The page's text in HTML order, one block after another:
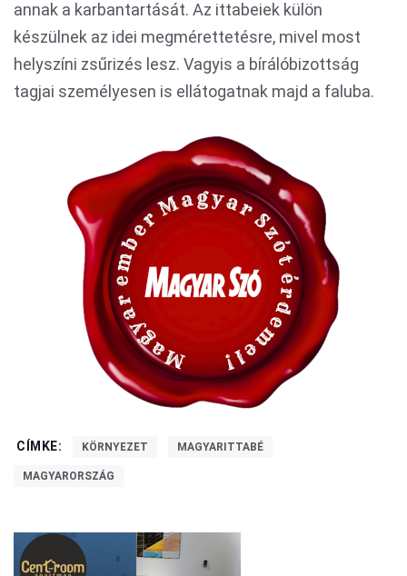
annak a karbantartását. Az ittabeiek külön
készülnek az idei megmérettetésre, mivel most
helyszíni zsűrizés lesz. Vagyis a bírálóbizottság
tagjai személyesen is ellátogatnak majd a faluba.
CÍMKE: KÖRNYEZET MAGYARITTABÉ
MAGYARORSZÁG